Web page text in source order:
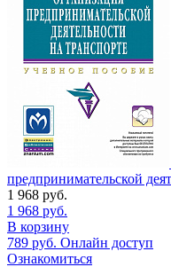
предпринимательской
1 968 руб.
1 968 руб.
В корзину
789 руб. Онлайн доступ
Ознакомиться